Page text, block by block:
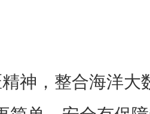
神，整合海洋大